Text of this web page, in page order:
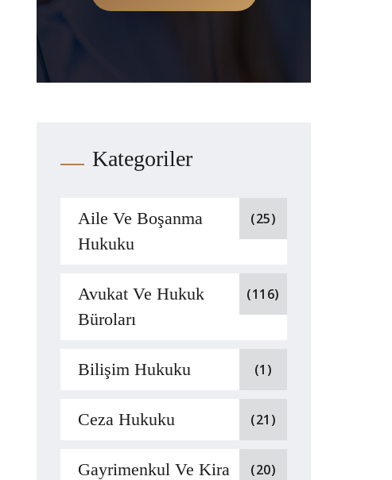
Kategoriler
Aile Ve Boşanma
Hukuku
(25)
Avukat Ve Hukuk
Büroları
(116)
Bilişim Hukuku (1)
Ceza Hukuku (21)
Gayrimenkul Ve Kira
(20)